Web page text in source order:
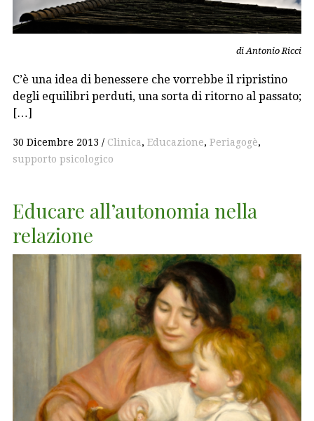
di Antonio Ricci
C’è una idea di benessere che vorrebbe il ripristino
degli equilibri perduti, una sorta di ritorno al passato;
[…]
30 Dicembre 2013 Clinica, Educazione, Periagogè,
supporto psicologico
Educare all’autonomia nella
relazione